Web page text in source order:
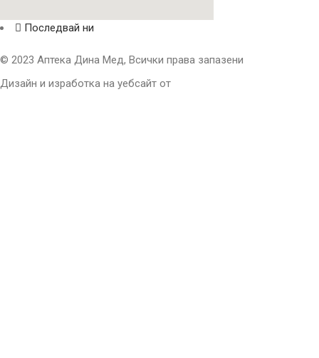
Последвай ни
© 2023 Аптека Дина Мед, Всички права запазени
Дизайн и изработка на уебсайт от